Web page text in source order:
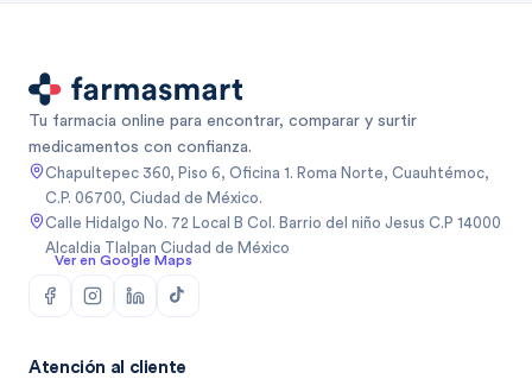
Tu farmacia online para encontrar, comparar y surtir
medicamentos con confianza.
Chapultepec 360, Piso 6, Oficina 1. Roma Norte, Cuauhtémoc,
C.P. 06700, Ciudad de México.
Calle Hidalgo No. 72 Local B Col. Barrio del niño Jesus C.P 14000
Alcaldia Tlalpan Ciudad de México
Ver en Google Maps
Atención al cliente